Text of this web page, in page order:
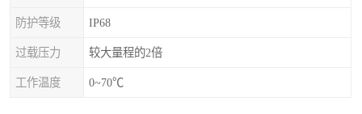
防护等级 IP68
过载压力 较大量程的2倍
工作温度 0~70℃